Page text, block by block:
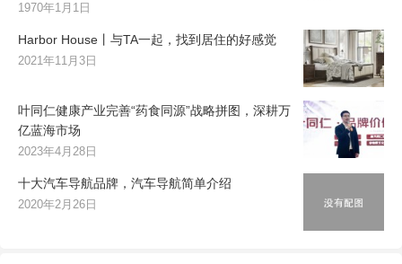
1970年1月1日
Harbor House丨与TA一起，找到居住的好感觉
2021年11月3日
叶同仁健康产业完善“药食同源”战略拼图，深耕万
亿蓝海市场
2023年4月28日
十大汽车导航品牌，汽车导航简单介绍
2020年2月26日